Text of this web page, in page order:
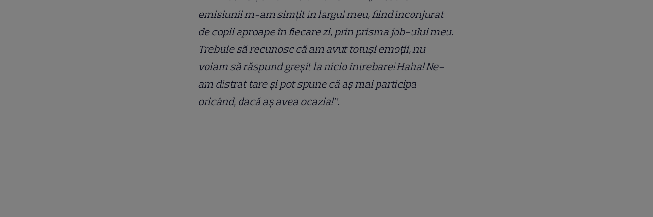
emisiunii m-am simțit în largul meu, fiind înconjurat
de copii aproape în fiecare zi, prin prisma job-ului meu.
Trebuie să recunosc că am avut totuși emoții, nu
voiam să răspund greșit la nicio întrebare! Haha! Ne-
am distrat tare și pot spune că aș mai participa
oricând, dacă aș avea ocazia!”.